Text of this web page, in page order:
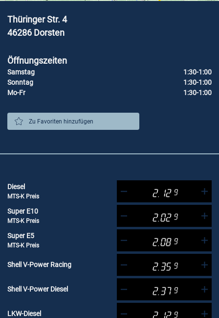
Thüringer Str. 4
46286 Dorsten
Öffnungszeiten
Samstag
1:30-1:00
Sonntag
1:30-1:00
Mo-Fr
1:30-1:00
Zu Favoriten hinzufügen
Diesel
MTS-K Preis 2.12 9
Super E10
MTS-K Preis 2.02 9
Super E5
MTS-K Preis 2.08 9
Shell V-Power Racing 2.35 9
Shell V-Power Diesel 2.37 9
LKW-Diesel 2.12 9